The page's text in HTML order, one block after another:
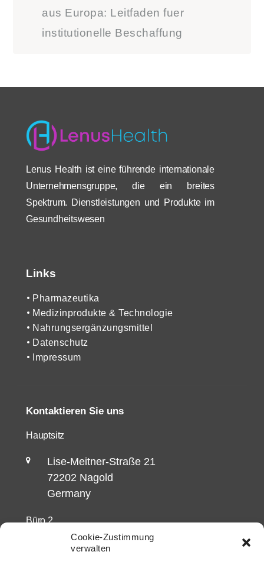
Cookie-Zustimmung
verwalten
aus Europa: Leitfaden fuer
institutionelle Beschaffung
Lenus Health ist eine führende internationale
Unternehmensgruppe, die ein breites
Spektrum. Dienstleistungen und Produkte im
Gesundheitswesen
Links
Pharmazeutika
Medizinprodukte & Technologie
Nahrungsergänzungsmittel
Datenschutz
Impressum
Kontaktieren Sie uns
Hauptsitz
Lise-Meitner-Straße 21
72202 Nagold
Germany
Büro 2
Talstraße 5/1